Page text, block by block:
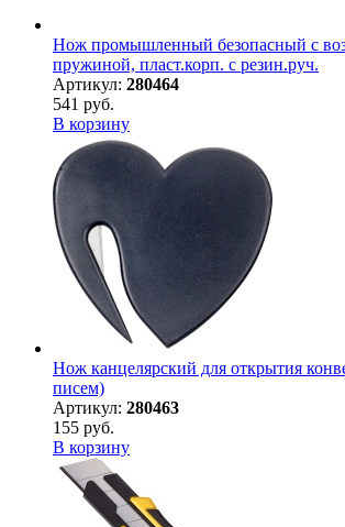
Нож промышленный безопасный с
пружиной, пласт.корп. с резин.руч.
Артикул: 280464
541 руб.
В корзину
Нож канцелярский для открытия
писем)
Артикул: 280463
155 руб.
В корзину